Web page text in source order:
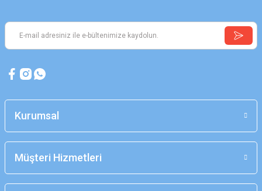
Kurumsal
Müşteri Hizmetleri